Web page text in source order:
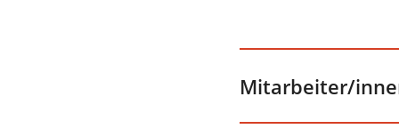
Mitarbeiter/